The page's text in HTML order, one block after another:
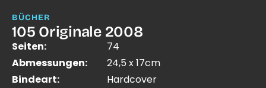
BÜCHER
105 Originale 2008
Seiten:
74
Abmessungen:
24,5 x 17cm
Bindeart:
Hardcover